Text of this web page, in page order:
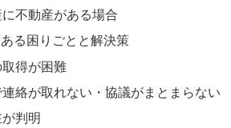
不動産がある場合
る困りごとと解決策
得が困難
絡が取れない・協議がまとまらない
判明